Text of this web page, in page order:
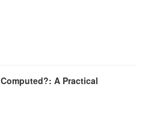
A Practical